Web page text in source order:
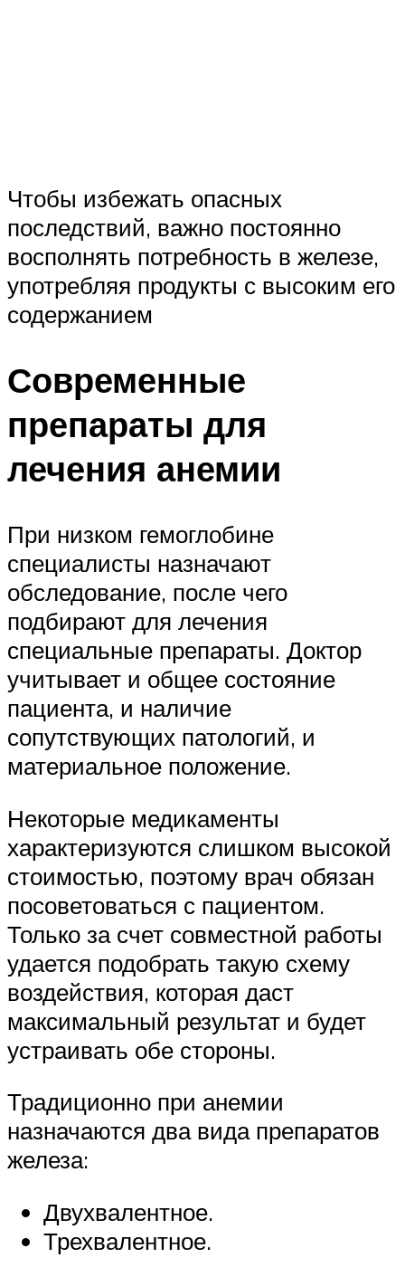
Чтобы избежать опасных
последствий, важно постоянно
восполнять потребность в железе,
употребляя продукты с высоким его
содержанием
Современные
препараты для
лечения анемии
При низком гемоглобине
специалисты назначают
обследование, после чего
подбирают для лечения
специальные препараты. Доктор
учитывает и общее состояние
пациента, и наличие
сопутствующих патологий, и
материальное положение.
Некоторые медикаменты
характеризуются слишком высокой
стоимостью, поэтому врач обязан
посоветоваться с пациентом.
Только за счет совместной работы
удается подобрать такую схему
воздействия, которая даст
максимальный результат и будет
устраивать обе стороны.
Традиционно при анемии
назначаются два вида препаратов
железа:
Двухвалентное.
Трехвалентное.